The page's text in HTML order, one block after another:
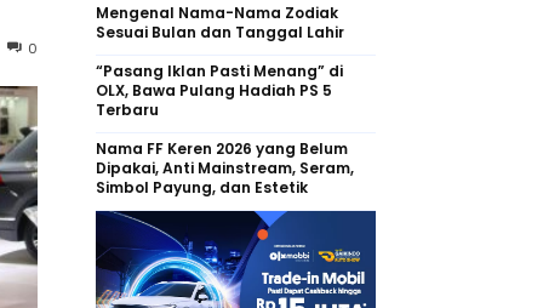
0
Mengenal Nama-Nama Zodiak
Sesuai Bulan dan Tanggal Lahir
“Pasang Iklan Pasti Menang” di
OLX, Bawa Pulang Hadiah PS 5
Terbaru
Nama FF Keren 2026 yang Belum
Dipakai, Anti Mainstream, Seram,
Simbol Payung, dan Estetik